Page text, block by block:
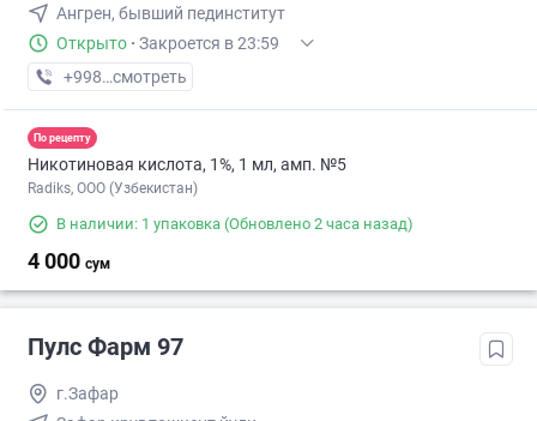
Ангрен, бывший пединститут
Открыто · Закроется в 23:59
+998 (93) XXX-XX-XX
смотреть
По рецепту
Никотиновая кислота, 1%, 1 мл, амп. №5
Radiks, ООО (Узбекистан)
В наличии: 1 упаковка (Обновлено 2 часа назад)
4 000 сум
Пулс Фарм 97
г.Зафар